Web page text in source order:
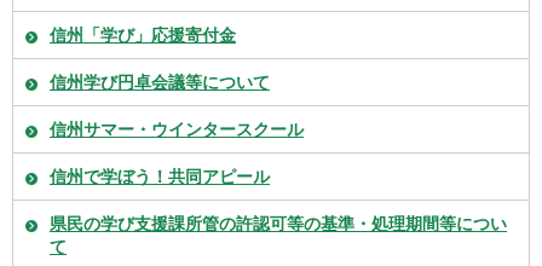
信州「学び」応援寄付金
信州学び円卓会議等について
信州サマー・ウインタースクール
信州で学ぼう！共同アピール
県民の学び支援課所管の許認可等の基準・処理期間等につい
て